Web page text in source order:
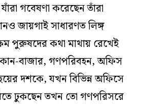
গবেষণা করেছেন তাঁরা
জায়গাই সাধারণত লিঙ্গ
পুরুষদের কথা মাথায় রেখেই
বাজার, গণপরিবহন, অফিস
দশকে, যখন বিভিন্ন অফিসে
ঢুকছেন তখন তো গণপরিসরে